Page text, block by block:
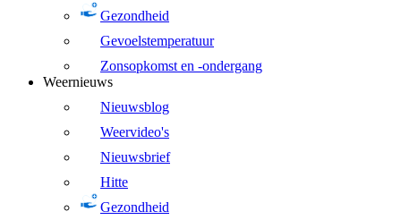
Gezondheid
Gevoelstemperatuur
Zonsopkomst en -ondergang
Weernieuws
Nieuwsblog
Weervideo's
Nieuwsbrief
Hitte
Gezondheid